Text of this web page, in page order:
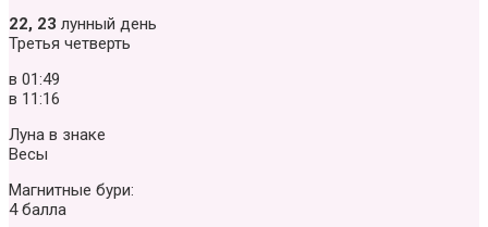
22, 23 лунный день
Третья четверть
в 01:49
в 11:16
Луна в знаке
Весы
Магнитные бури:
4 балла